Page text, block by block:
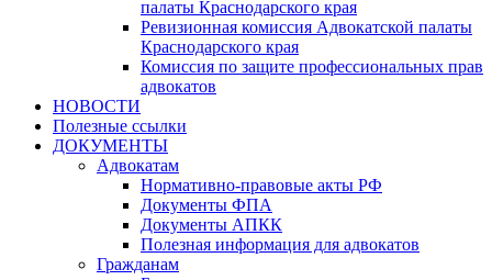
палаты Краснодарского края
Ревизионная комиссия Адвокатской палаты
Краснодарского края
Комиссия по защите профессиональных прав
адвокатов
НОВОСТИ
Полезные ссылки
ДОКУМЕНТЫ
Адвокатам
Нормативно-правовые акты РФ
Документы ФПА
Документы АПКК
Полезная информация для адвокатов
Гражданам